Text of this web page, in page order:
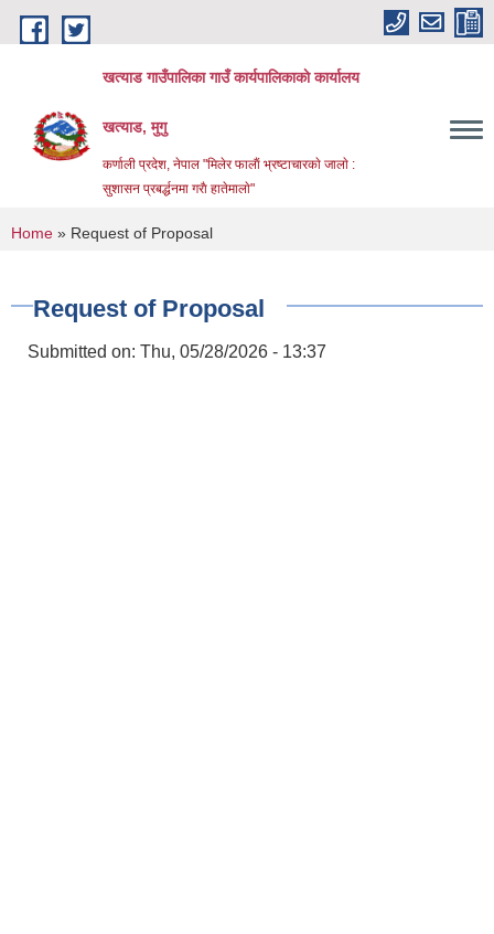
Skip to main content
खत्याड गाउँपालिका गाउँ कार्यपालिकाकाे कार्यालय
खत्याड, मुगु
कर्णाली प्रदेश, नेपाल "मिलेर फालाैं भ्रष्टाचारकाे जालाे :
सुशासन प्रबर्द्धनमा गराै‌ हातेमालाे"
You are here
Home » Request of Proposal
Request of Proposal
Submitted on: Thu, 05/28/2026 - 13:37